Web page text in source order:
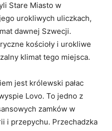
Stare⁢ Miasto w
urokliwych uliczkach,
dawnej Szwecji.⁣
⁢kościoły i urokliwe
klimat tego miejsca.
jest ‍królewski‍ pałac
Lovo. To⁢ jedno z
zamków w
i przepychu. Przechadzka